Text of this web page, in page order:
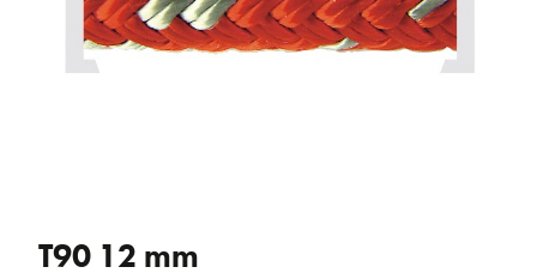
T90 12 mm